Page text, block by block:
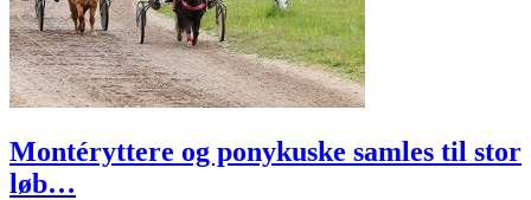
Montéryttere og ponykuske samles til stor
løb…